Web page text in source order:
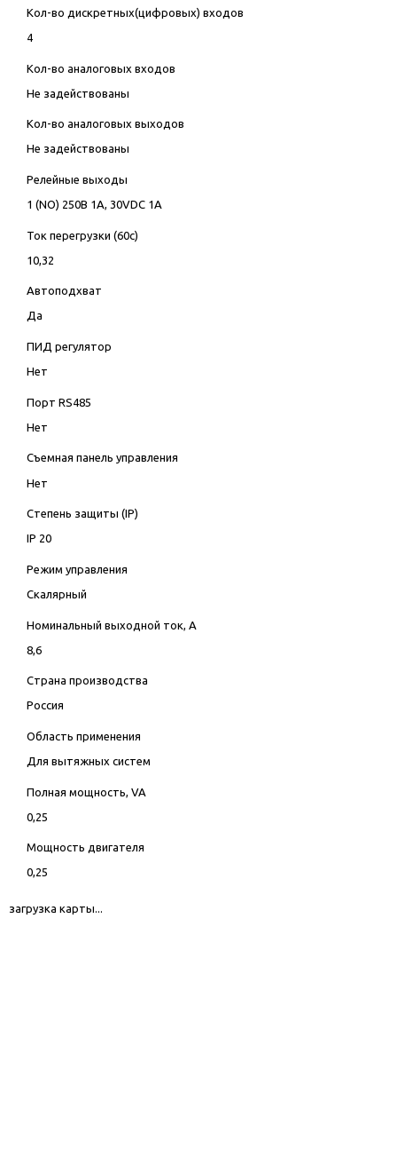
Кол-во дискретных(цифровых) входов
4
Кол-во аналоговых входов
Не задействованы
Кол-во аналоговых выходов
Не задействованы
Релейные выходы
1 (NO) 250В 1А, 30VDC 1А
Ток перегрузки (60с)
10,32
Автоподхват
Да
ПИД регулятор
Нет
Порт RS485
Нет
Съемная панель управления
Нет
Степень защиты (IP)
IP 20
Режим управления
Скалярный
Номинальный выходной ток, А
8,6
Страна производства
Россия
Область применения
Для вытяжных систем
Полная мощность, VA
0,25
Мощность двигателя
0,25
загрузка карты...